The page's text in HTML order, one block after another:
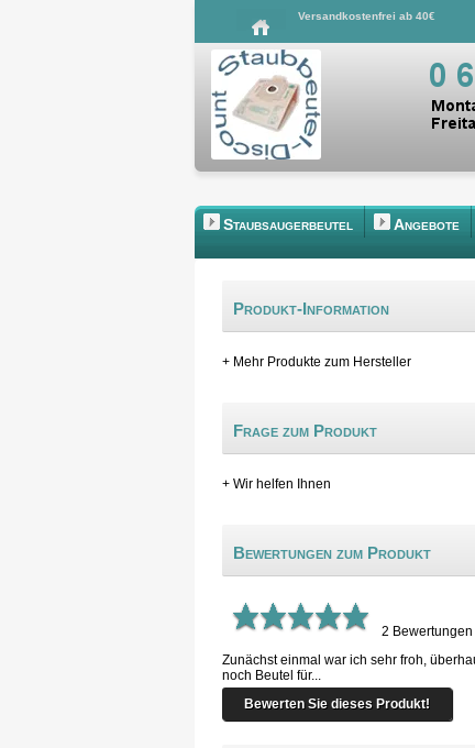
Versandkostenfrei ab 40€
Staubsaugerbeutel Angebote
Produkt-Information
+ Mehr Produkte zum Hersteller
Frage zum Produkt
+ Wir helfen Ihnen
Bewertungen zum Produkt
2 Bewertungen
Zunächst einmal war ich sehr froh,
noch Beutel für...
Bewerten Sie dieses Produkt!